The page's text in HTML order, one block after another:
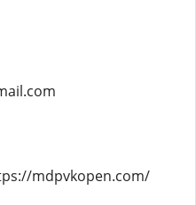
mdpvkopen.com/